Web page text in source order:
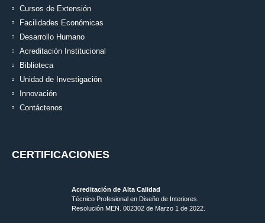
Cursos de Extensión
Facilidades Económicas
Desarrollo Humano
Acreditación Institucional
Biblioteca
Unidad de Investigación
Innovación
Contáctenos
CERTIFICACIONES
Acreditación de Alta Calidad
Técnico Profesional en Diseño de Interiores.
Resolución MEN. 002302 de Marzo 1 de 2022.